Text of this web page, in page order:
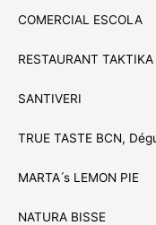
COMERCIAL ESCOLA
RESTAURANT TAKTIKA
SANTIVERI
TRUE TASTE BCN,
MARTA ́s LEMON PIE
NATURA BISSE